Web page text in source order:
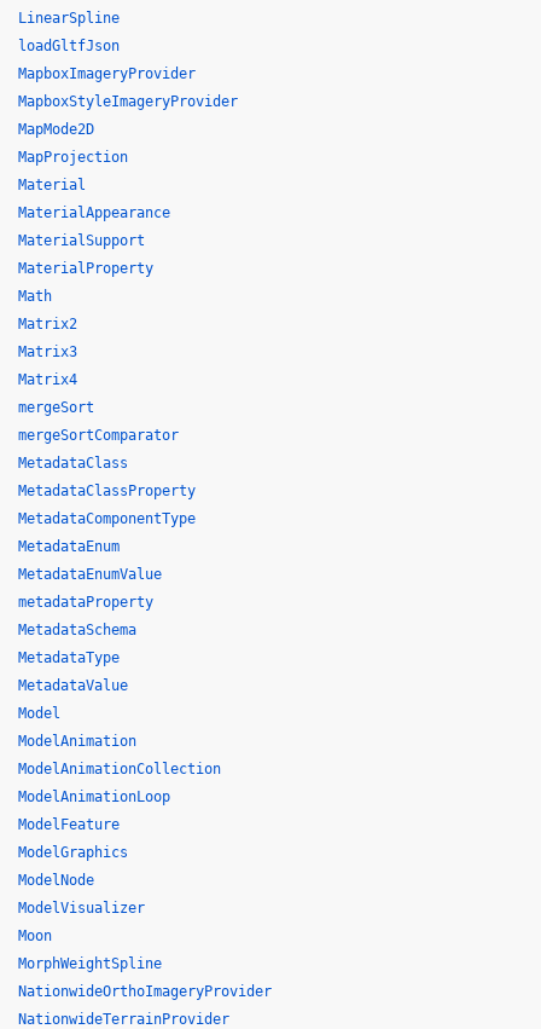
LinearSpline
loadGltfJson
MapboxImageryProvider
MapboxStyleImageryProvider
MapMode2D
MapProjection
Material
MaterialAppearance
MaterialSupport
MaterialProperty
Math
Matrix2
Matrix3
Matrix4
mergeSort
mergeSortComparator
MetadataClass
MetadataClassProperty
MetadataComponentType
MetadataEnum
MetadataEnumValue
metadataProperty
MetadataSchema
MetadataType
MetadataValue
Model
ModelAnimation
ModelAnimationCollection
ModelAnimationLoop
ModelFeature
ModelGraphics
ModelNode
ModelVisualizer
Moon
MorphWeightSpline
NationwideOrthoImageryProvider
NationwideTerrainProvider